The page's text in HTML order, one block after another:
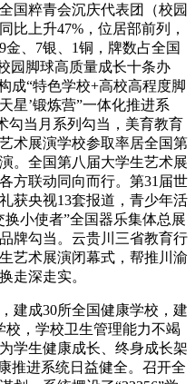
国粹青会沉庆代表团（校园
比上升47%，位居部前列，
、7银、1铜，牌数占全国
园脚球高质量成长十条办
成“特色学校+高校高程度脚
星’锻炼营”一体化推进系
勾当月系列勾当，美育教育
术展演学校参取率居全国第
。全国第八届大学生艺术展
方联动同向而行。第31届世
获央视13套报道，青少年活
小使者”全国器乐集体总展
牌勾当。云贵川三省教育行
艺术展演闭幕式，帮推川渝
走深走实。
成30所全国健康学校，建
校，学校卫生管理能力不竭
学生健康成长、终身成长架
推进系统日益健全。召开全